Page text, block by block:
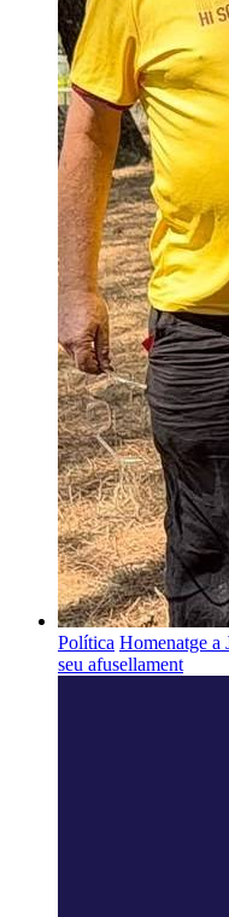
Política Homenatge a
seu afusellament